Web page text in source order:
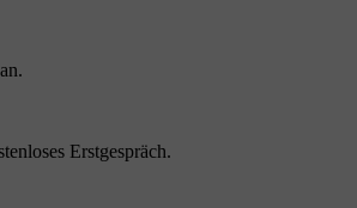
Erstgespräch.